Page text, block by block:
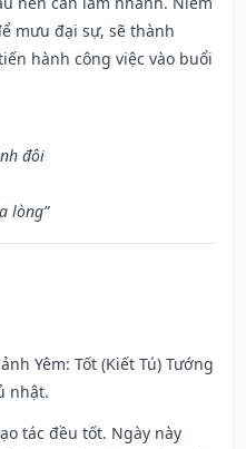
mưu đại sự, sẽ thành
hành công việc vào buổi
đôi
lòng”
Yêm: Tốt (Kiết Tú) Tướng
nhật.
tác đều tốt. Ngày này